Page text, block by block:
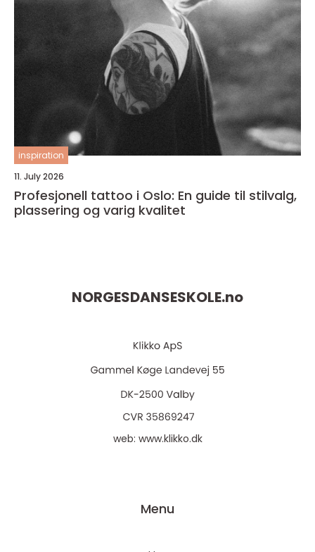
inspiration
11. July 2026
Profesjonell tattoo i Oslo: En guide til stilvalg,
plassering og varig kvalitet
NORGESDANSESKOLE.no
web: www.klikko.dk
Menu